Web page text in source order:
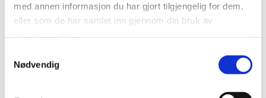
med annen informasjon du har gjort tilgjengelig for dem,
eller som de har samlet inn gjennom din bruk av
Nødvendig